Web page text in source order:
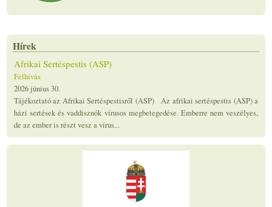
Hírek
Afrikai Sertéspestis (ASP)
Felhívás
2026 június 30.
Tájékoztató az Afrikai Sertéspestisről (ASP) Az afrikai sertéspestis (ASP) a
házi sertések és vaddisznók vírusos megbetegedése. Emberre nem veszélyes,
de az ember is részt vesz a vírus...